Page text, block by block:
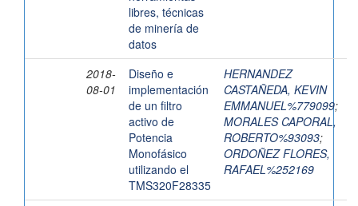
libres, técnicas
de minería de
datos
2018-
08-01
Diseño e
implementación
de un filtro
activo de
Potencia
Monofásico
utilizando el
TMS320F28335
HERNANDEZ
CASTAÑEDA, KEVIN
EMMANUEL%779099;
MORALES CAPORAL,
ROBERTO%93093;
ORDOÑEZ FLORES,
RAFAEL%252169